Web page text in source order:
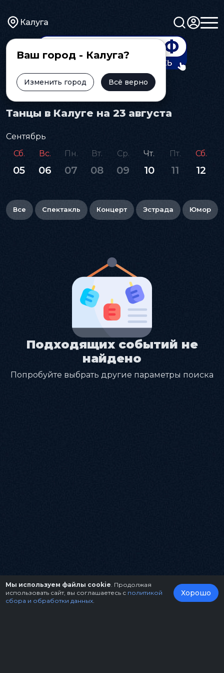
Калуга
Ваш город - Калуга?
Изменить город Всё верно
Главная Афиша Танцы
Танцы в Калуге на 23 августа
Сентябрь
Сб.
05
Вс.
06
Пн.
07
Вт.
08
Ср.
09
Чт.
10
Пт.
11
Сб.
12
Все Спектакль Концерт Эстрада Юмор
Подходящих событий не
найдено
Попробуйте выбрать другие параметры поиска
Мы используем файлы cookie . Продолжая
использовать сайт, вы соглашаетесь с политикой
сбора и обработки данных
Хорошо